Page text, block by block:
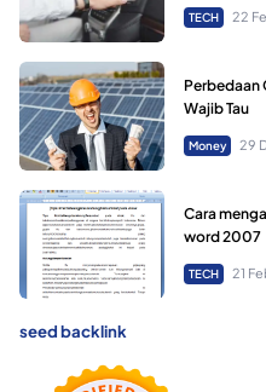
TECH 22
Perbedaan
Wajib Tau
Money 29
Cara
word 2007
TECH 21
seed backlink